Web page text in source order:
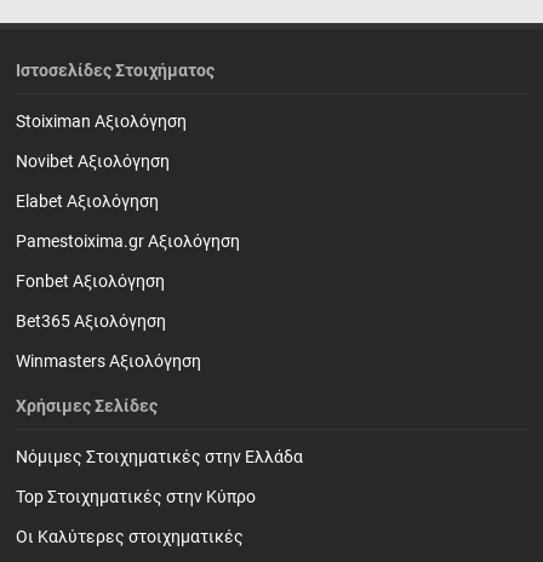
Ιστοσελίδες Στοιχήματος
Stoiximan Αξιολόγηση
Novibet Αξιολόγηση
Elabet Αξιολόγηση
Pamestoixima.gr Αξιολόγηση
Fonbet Αξιολόγηση
Bet365 Αξιολόγηση
Winmasters Αξιολόγηση
Χρήσιμες Σελίδες
Νόμιμες Στοιχηματικές στην Ελλάδα
Top Στοιχηματικές στην Κύπρο
Οι Καλύτερες στοιχηματικές